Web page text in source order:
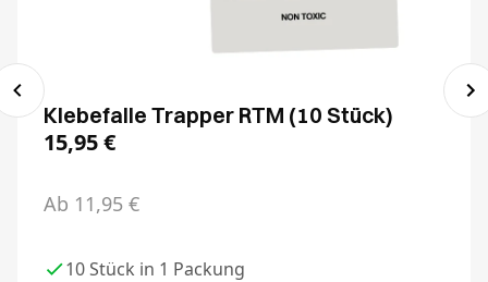
Klebefalle Trapper RTM (10 Stück)
15,95€
Ab 11,95 €
10 Stück in 1 Packung